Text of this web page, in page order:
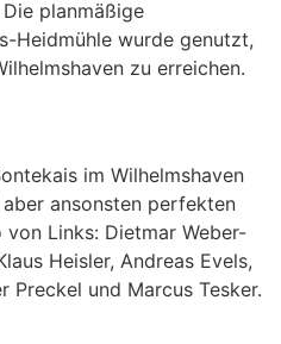
planmäßige
Heidmühle wurde genutzt,
zu erreichen.
im Wilhelmshaven
ansonsten perfekten
Links: Dietmar Weber-
Heisler, Andreas Evels,
Preckel und Marcus Tesker.